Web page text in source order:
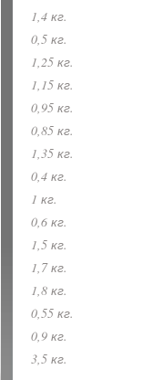
1,4 кг.
0,5 кг.
1,25 кг.
1,15 кг.
0,95 кг.
0,85 кг.
1,35 кг.
0,4 кг.
1 кг.
0,6 кг.
1,5 кг.
1,7 кг.
1,8 кг.
0,55 кг.
0,9 кг.
3,5 кг.